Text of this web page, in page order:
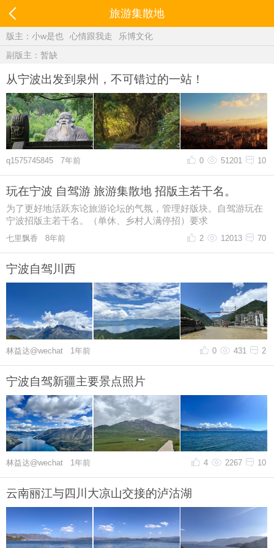
旅游集散地
版主： 小w是也 心情跟我走
乐博文化
副版主：暂缺